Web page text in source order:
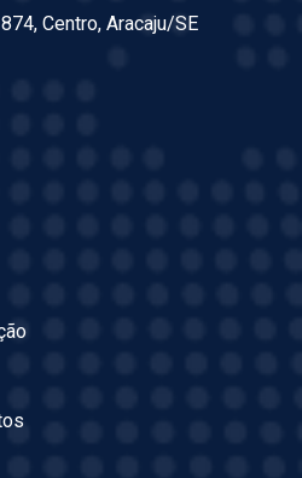
Centro, Aracaju/SE